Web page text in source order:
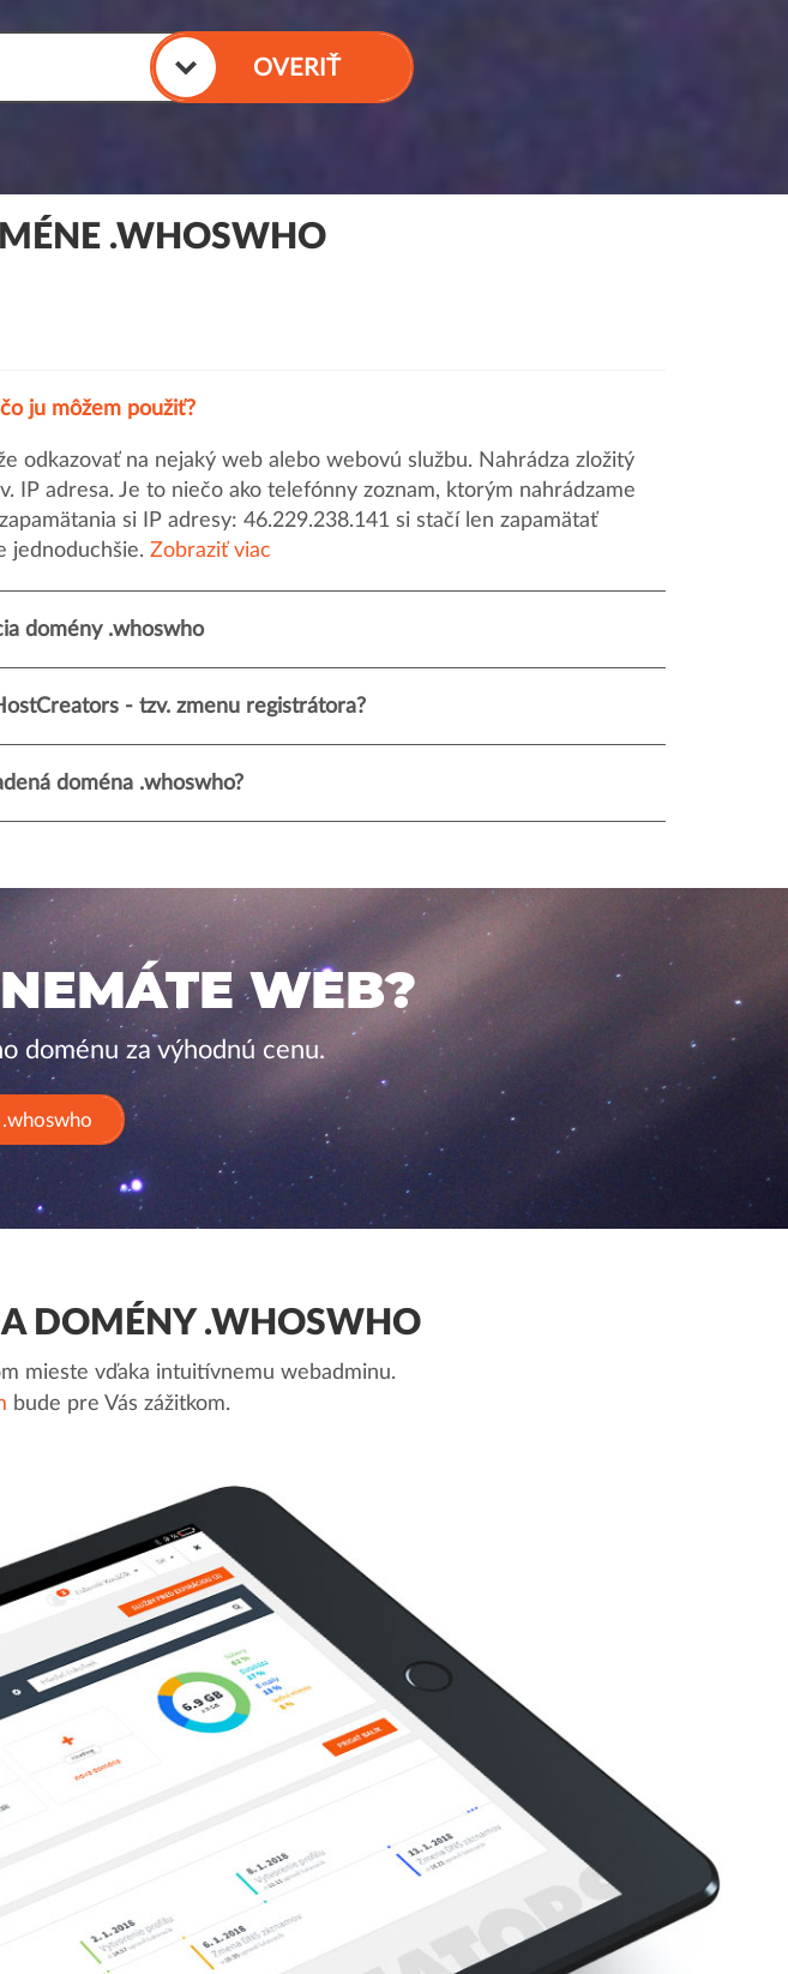
OVERIŤ
.WHOSWHO
ju môžem použiť?
odkazovať na nejaký web alebo webovú službu. Nahrádza zložitý
adresa. Je to niečo ako telefónny zoznam, ktorým nahrádzame
si IP adresy: 46.229.238.141 si stačí len zapamätať
jednoduchšie. Zobraziť viac
domény .whoswho
- tzv. zmenu registrátora?
doména .whoswho?
WEB?
doménu za výhodnú cenu.
DOMÉNY .WHOSWHO
mieste vďaka intuitívnemu webadminu.
bude pre Vás zážitkom.